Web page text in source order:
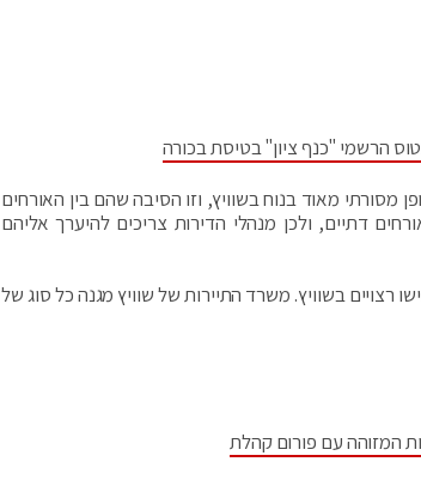
הרשמי "כנף ציון" בטיסת בכורה
מסורתי מאוד בנוח בשוויץ, וזו הסיבה שהם בין האורחים
דתיים, ולכן מנהלי הדירות צריכים להיערך אליהם
בשוויץ. משרד התיירות של שוויץ מגנה כל סוג של
המזוהה עם פורום קהלת